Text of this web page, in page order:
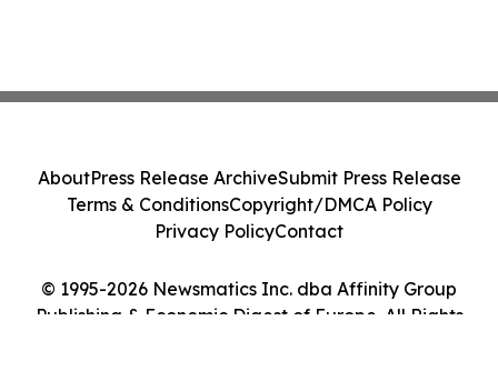
© 1995-2026 Newsmatics Inc. dba Affinity Group
Publishing & Economic Digest of Europe. All Rights
AboutPress Release ArchiveSubmit Press Release
Terms & ConditionsCopyright/DMCA Policy
Privacy PolicyContact